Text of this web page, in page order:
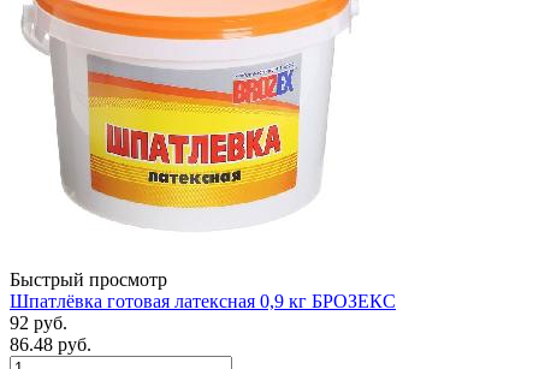
Быстрый просмотр
Шпатлёвка готовая латексная 0,9 кг БРОЗЕКС
92 руб.
86.48 руб.